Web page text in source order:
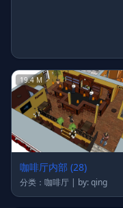
19.4 M
咖啡厅内部 (28)
分类：咖啡厅 | by: qing